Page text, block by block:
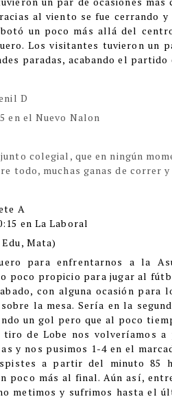
al viento se fue cerrando
un poco más allá del
Los visitantes tuvieron un
paradas, acabando el partido
D
en el Nuevo Nalon
colegial, que en ningún
todo, muchas ganas de correr
A
en La Laboral
Mata)
para enfrentarnos a la
poco propicio para jugar al
con alguna ocasión para
la mesa. Sería en la
un gol pero que al poco
de Lobe nos volveríamos a
y nos pusimos 1-4 en el
a partir del minuto 85
poco más al final. Aún así,
metimos y sufrimos hasta el